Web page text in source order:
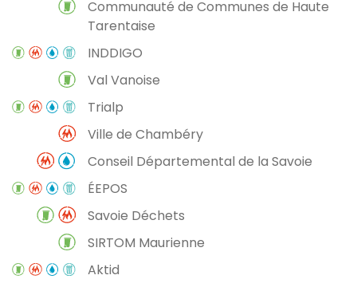
Communauté de Communes de Haute
Tarentaise
INDDIGO
Val Vanoise
Trialp
Ville de Chambéry
Conseil Départemental de la Savoie
ÉEPOS
Savoie Déchets
SIRTOM Maurienne
Aktid